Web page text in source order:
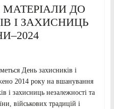
МАТЕРІАЛИ ДО
І ЗАХИСНИЦЬ
День захисників і
2014 року на вшанування
і захисниць незалежності та
військових традицій і